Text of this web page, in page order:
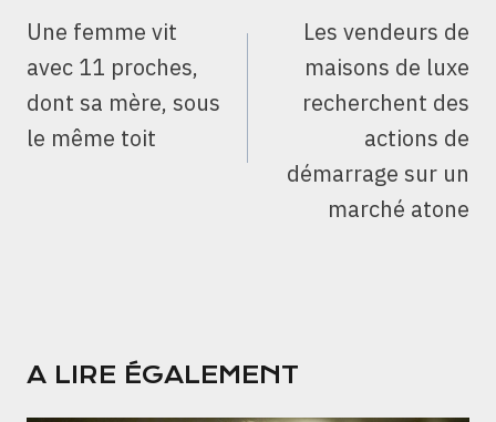
L’ARTICLE
Une femme vit
avec 11 proches,
dont sa mère, sous
le même toit
Les vendeurs de
maisons de luxe
recherchent des
actions de
démarrage sur un
marché atone
A LIRE ÉGALEMENT